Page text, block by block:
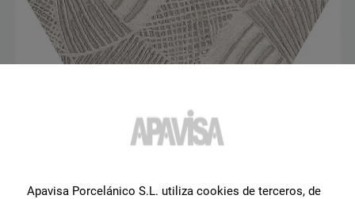
North Sand Decor Nonslip Hex HEX 25X30
Apavisa Porcelánico S.L. utiliza cookies de terceros, de